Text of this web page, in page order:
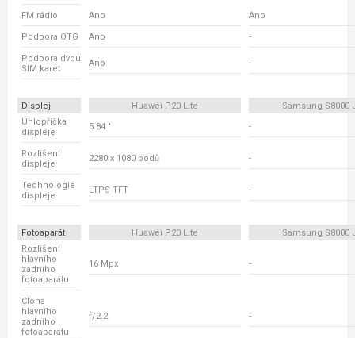
FM rádio Ano Ano
Podpora OTG Ano -
Podpora dvou
SIM karet
Ano -
Displej Huawei P20 Lite
Samsung S8000
Úhlopříčka
displeje
5.84 " -
Rozlišení
displeje
2280 x 1080 bodů -
Technologie
displeje
LTPS TFT -
Fotoaparát Huawei P20 Lite
Samsung S8000
Rozlišení
hlavního
zadního
fotoaparátu
16 Mpx -
Clona
hlavního
zadního
fotoaparátu
f/2.2 -